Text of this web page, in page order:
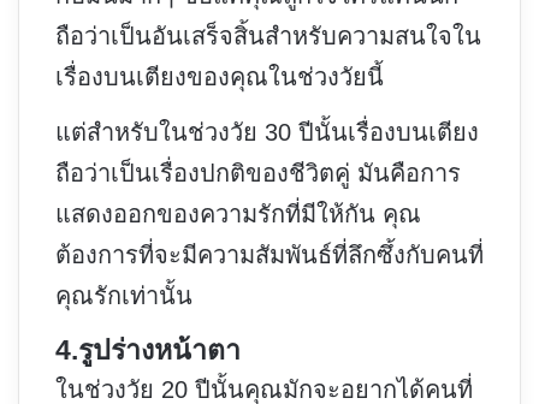
ถือว่าเป็นอันเสร็จสิ้นสำหรับความสนใจใน
เรื่องบนเตียงของคุณในช่วงวัยนี้
แต่สำหรับในช่วงวัย 30 ปีนั้นเรื่องบนเตียง
ถือว่าเป็นเรื่องปกติของชีวิตคู่ มันคือการ
แสดงออกของความรักที่มีให้กัน คุณ
ต้องการที่จะมีความสัมพันธ์ที่ลึกซึ้งกับคนที่
คุณรักเท่านั้น
4.รูปร่างหน้าตา
ในช่วงวัย 20 ปีนั้นคุณมักจะอยากได้คนที่